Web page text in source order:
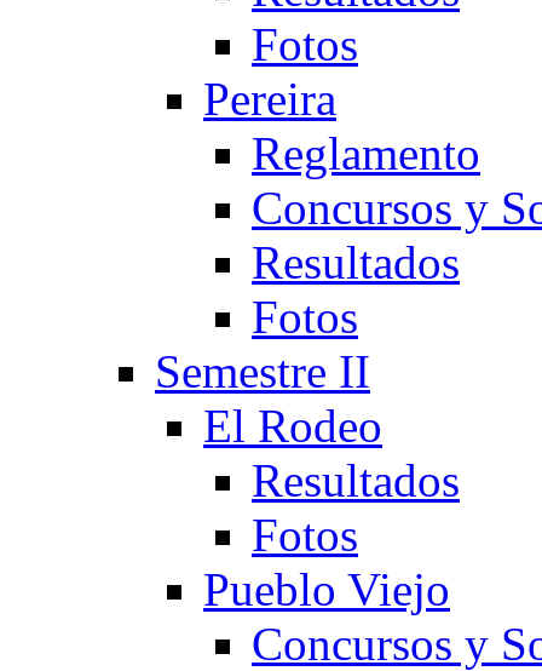
Fotos
Pereira
Reglamento
Concursos y
Resultados
Fotos
Semestre II
El Rodeo
Resultados
Fotos
Pueblo Viejo
Concursos y